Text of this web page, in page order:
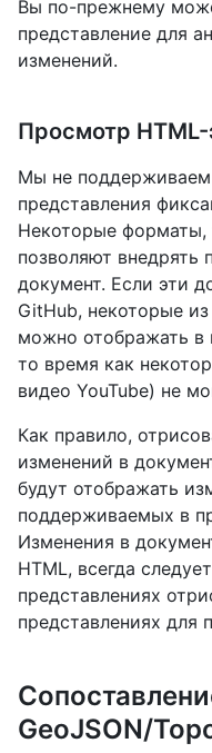
Вы по-прежнему
представление для
изменений.
Просмотр
Мы не
представления
Некоторые форматы,
позволяют внедрять
документ. Если эти
GitHub, некоторые
можно отображать в
то время как
видео YouTube) не
Как правило,
изменений в
будут отображать
поддерживаемых в
Изменения в
HTML, всегда
представлениях
представлениях для
GeoJSON/